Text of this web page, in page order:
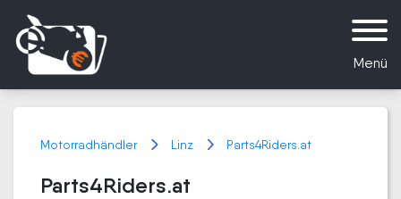
Menü
Motorradhändler Linz Parts4Riders.at
Parts4Riders.at